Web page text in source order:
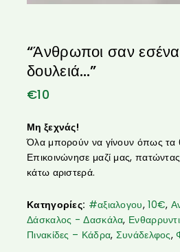
“Άνθρωποι σαν
δουλειά…”
€10
Μη ξεχνάς!
Όλα μπορούν να γίνουν όπως τα
Επικοινώνησε μαζί μας,
κάτω αριστερά.
Κατηγορίες: #αξιαλογου,10€,
Δάσκαλος - Δασκάλα,
Πινακίδες – Κάδρα, Συνάδελφος,